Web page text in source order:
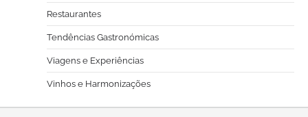
Restaurantes
Tendências Gastronómicas
Viagens e Experiências
Vinhos e Harmonizações